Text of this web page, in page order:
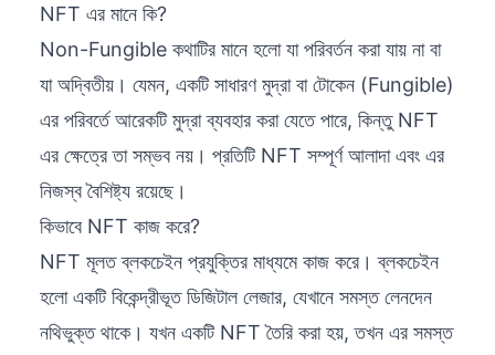
NFT এর মানে কি?
Non-Fungible কথাটির মানে হলো যা পরিবর্তন করা যায় না বা
যা অদ্বিতীয়। যেমন, একটি সাধারণ মুদ্রা বা টোকেন (Fungible)
এর পরিবর্তে আরেকটি মুদ্রা ব্যবহার করা যেতে পারে, কিন্তু NFT
এর ক্ষেত্রে তা সম্ভব নয়। প্রতিটি NFT সম্পূর্ণ আলাদা এবং এর
নিজস্ব বৈশিষ্ট্য রয়েছে।
কিভাবে NFT কাজ করে?
NFT মূলত ব্লকচেইন প্রযুক্তির মাধ্যমে কাজ করে। ব্লকচেইন
হলো একটি বিকেন্দ্রীভূত ডিজিটাল লেজার, যেখানে সমস্ত লেনদেন
নথিভুক্ত থাকে। যখন একটি NFT তৈরি করা হয়, তখন এর সমস্ত